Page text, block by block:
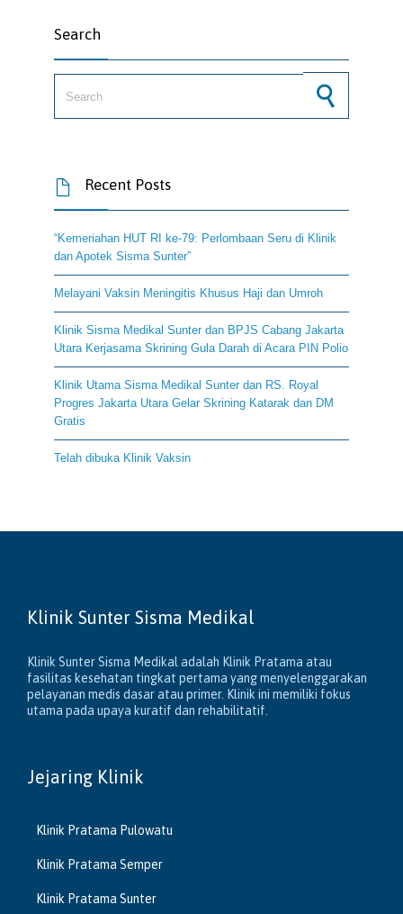
Search
 Recent Posts
“Kemeriahan HUT RI ke-79: Perlombaan Seru di Klinik
dan Apotek Sisma Sunter”
Melayani Vaksin Meningitis Khusus Haji dan Umroh
Klinik Sisma Medikal Sunter dan BPJS Cabang Jakarta
Utara Kerjasama Skrining Gula Darah di Acara PIN Polio
Klinik Utama Sisma Medikal Sunter dan RS. Royal
Progres Jakarta Utara Gelar Skrining Katarak dan DM
Gratis
Telah dibuka Klinik Vaksin
Klinik Sunter Sisma Medikal
Klinik Sunter Sisma Medikal adalah Klinik Pratama atau
fasilitas kesehatan tingkat pertama yang menyelenggarakan
pelayanan medis dasar atau primer. Klinik ini memiliki fokus
utama pada upaya kuratif dan rehabilitatif.
Jejaring Klinik
Klinik Pratama Pulowatu
Klinik Pratama Semper
Klinik Pratama Sunter